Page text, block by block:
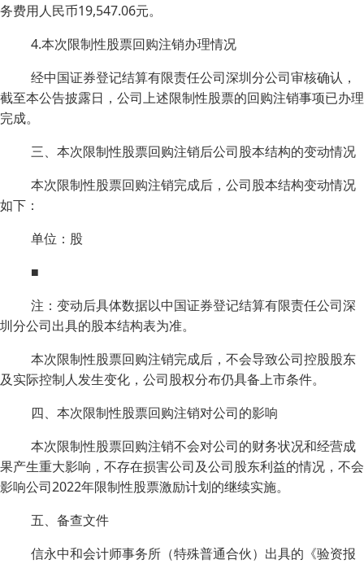
务费用人民币19,547.06元。
4.本次限制性股票回购注销办理情况
经中国证券登记结算有限责任公司深圳分公司审核确认，
截至本公告披露日，公司上述限制性股票的回购注销事项已办理
完成。
三、本次限制性股票回购注销后公司股本结构的变动情况
本次限制性股票回购注销完成后，公司股本结构变动情况
如下：
单位：股
■
注：变动后具体数据以中国证券登记结算有限责任公司深
圳分公司出具的股本结构表为准。
本次限制性股票回购注销完成后，不会导致公司控股股东
及实际控制人发生变化，公司股权分布仍具备上市条件。
四、本次限制性股票回购注销对公司的影响
本次限制性股票回购注销不会对公司的财务状况和经营成
果产生重大影响，不存在损害公司及公司股东利益的情况，不会
影响公司2022年限制性股票激励计划的继续实施。
五、备查文件
信永中和会计师事务所（特殊普通合伙）出具的《验资报